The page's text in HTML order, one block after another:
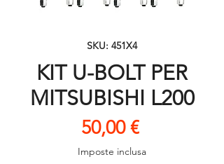
SKU: 451X4
KIT U-BOLT PER
MITSUBISHI L200
50,00 €Prezzo
Imposte inclusa